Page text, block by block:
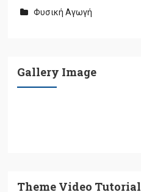
Φυσική Αγωγή
Gallery Image
Theme Video Tutorial